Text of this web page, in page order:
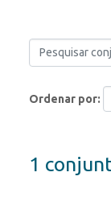
Ordenar por
1